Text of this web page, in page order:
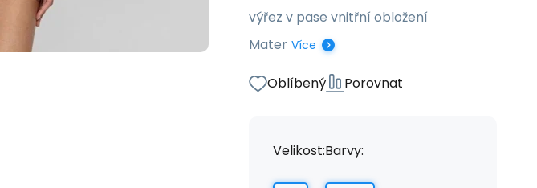
výřez v pase vnitřní obložení
Mater Více
Oblíbený Porovnat
Velikost:Barvy: